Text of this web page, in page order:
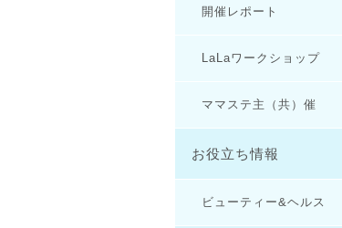
開催レポート
LaLaワークショップ
ママステ主（共）催
お役立ち情報
ビューティー&ヘルス